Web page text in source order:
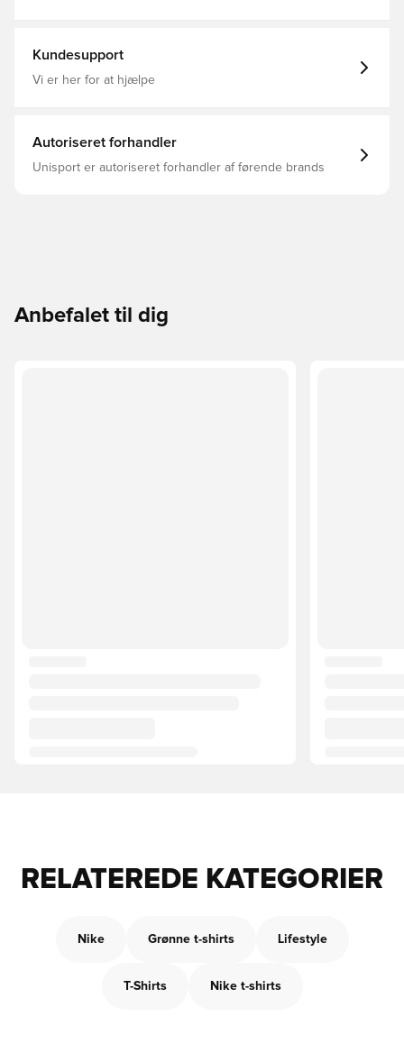
Kundesupport
Vi er her for at hjælpe
Autoriseret forhandler
Unisport er autoriseret forhandler af førende brands
Anbefalet til dig
RELATEREDE KATEGORIER
Nike Grønne t-shirts Lifestyle
T-Shirts Nike t-shirts